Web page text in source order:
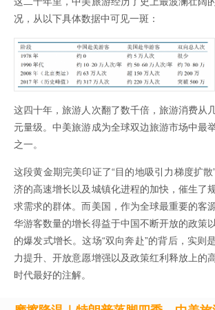
况，从以下具体数据中可见一斑：
这四十年，旅游人次翻了数千倍，旅游消费从
元量级。中美旅游成为全球双边旅游市场中最
之一。
这段黄金期完美印证了“目的地吸引力梯度扩
济的高速增长以及城镇化进程的加快，催生了
求需求的群体。而美国，作为全球最重要的客
华游客数量的增长得益于中国不断开放的政策
的爆发式增长。这场“双向奔赴”的背后，实则
力提升、开放意愿增强以及政策红利释放上的
时代最好的注解。